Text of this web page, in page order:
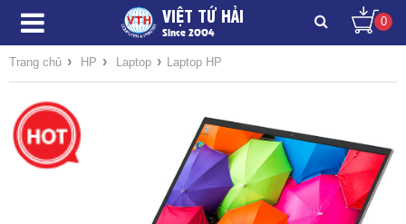
VIỆT TỨ HẢI
Since 2004
0
Trang chủ › HP › Laptop › Laptop HP